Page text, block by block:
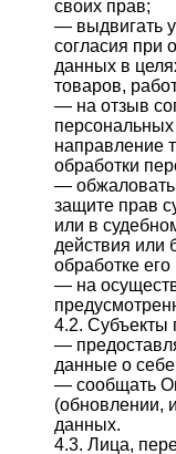
своих прав;
— выдвигать
согласия при
данных в
товаров,
— на отзыв
направление
обработки
— обжаловать
защите прав
или в
действия или
обработке
— на
4.2. Субъекты
—
данные о
— сообщать
(обновлении,
данных.
4.3. Лица,